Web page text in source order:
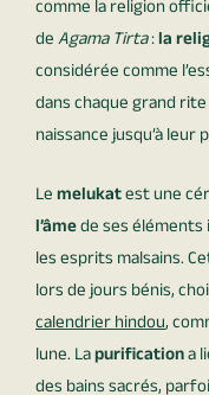
comme la religion
deAgama Tirta:la
considérée comme
dans chaque grand
naissance jusqu’à leur
Lemelukatest une
l’âmede ses
les esprits malsains.
lors de jours bénis,
calendrier hindou,
lune. Lapurificationa
des bains sacrés,